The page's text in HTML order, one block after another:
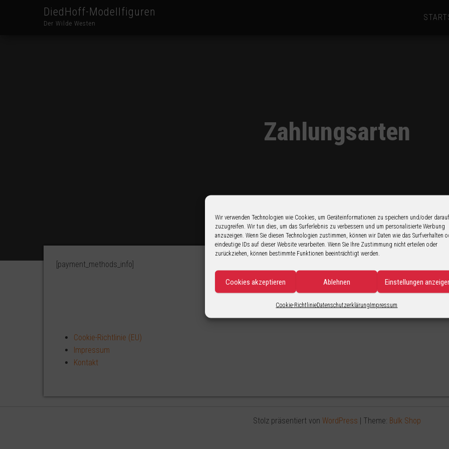
Wir verwenden Technologien wie Cookies, um Geräteinformationen zu speichern und/oder darauf
zuzugreifen. Wir tun dies, um das Surferlebnis zu verbessern und um personalisierte Werbung
anzuzeigen. Wenn Sie diesen Technologien zustimmen, können wir Daten wie das Surfverhalten
eindeutige IDs auf dieser Website verarbeiten. Wenn Sie Ihre Zustimmung nicht erteilen oder
zurückziehen, können bestimmte Funktionen beeinträchtigt werden.
Cookies akzeptieren Ablehnen Einstellungen
Cookie-RichtlinieDatenschutzerklärungImpressum
DiedHoff-Modellfiguren
Der Wilde Westen
Zahlungsarten
[payment_methods_info]
Cookie-Richtlinie (EU)
Impressum
Kontakt
Stolz präsentiert von WordPress | Theme: Bulk Shop